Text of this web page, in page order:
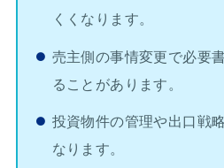
くくなります。
売主側の事情変更で必要
ることがあります。
投資物件の管理や出口戦
なります。